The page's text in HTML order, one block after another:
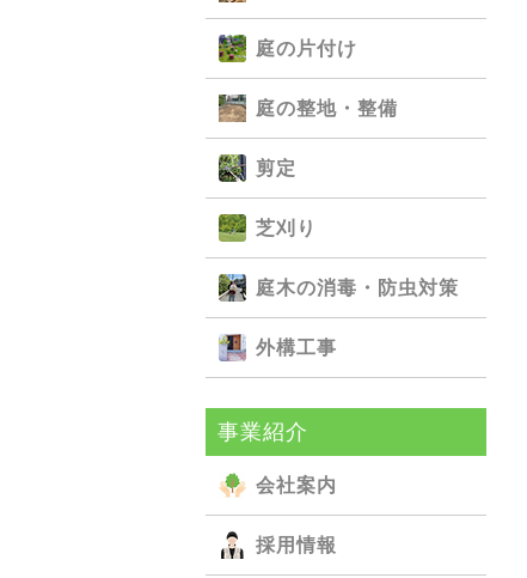
庭の⽚付け
庭の整地・整備
剪定
芝刈り
庭⽊の消毒・防⾍対策
外構⼯事
事業紹介
会社案内
採用情報